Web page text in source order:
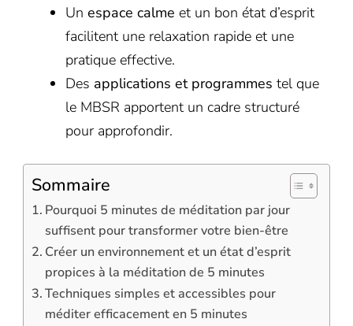
Un espace calme et un bon état d’esprit
facilitent une relaxation rapide et une
pratique effective.
Des applications et programmes tel que
le MBSR apportent un cadre structuré
pour approfondir.
Sommaire
Pourquoi 5 minutes de méditation par jour
suffisent pour transformer votre bien-être
Créer un environnement et un état d’esprit
propices à la méditation de 5 minutes
Techniques simples et accessibles pour
méditer efficacement en 5 minutes